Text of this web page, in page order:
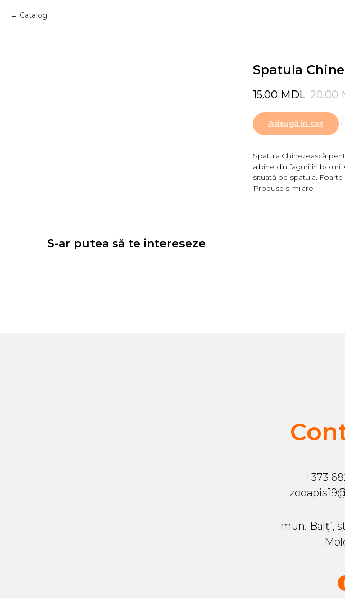
Catalog
Spatula
15.00 MDL 20.00
Adaugă în coş
Spatula Chinezească
albine din faguri în
situată pe spatula.
Produse similare
S-ar putea să te intereseze
+373
mun. Balți,